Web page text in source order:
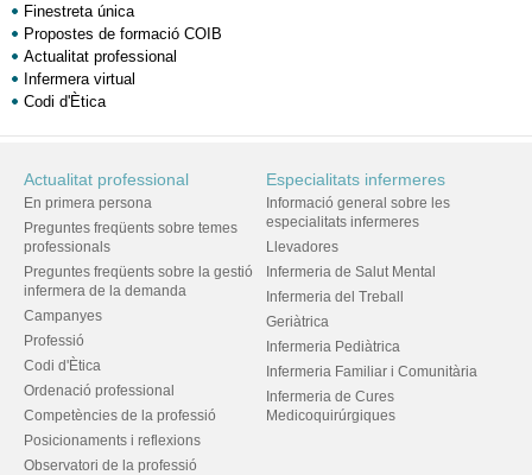
Finestreta única
Propostes de formació COIB
Actualitat professional
Infermera virtual
Codi d'Ètica
Actualitat professional
En primera persona
Preguntes freqüents sobre temes
professionals
Preguntes freqüents sobre la gestió
infermera de la demanda
Campanyes
Professió
Codi d'Ètica
Ordenació professional
Competències de la professió
Posicionaments i reflexions
Observatori de la professió
Especialitats infermeres
Informació general sobre les
especialitats infermeres
Llevadores
Infermeria de Salut Mental
Infermeria del Treball
Geriàtrica
Infermeria Pediàtrica
Infermeria Familiar i Comunitària
Infermeria de Cures
Medicoquirúrgiques